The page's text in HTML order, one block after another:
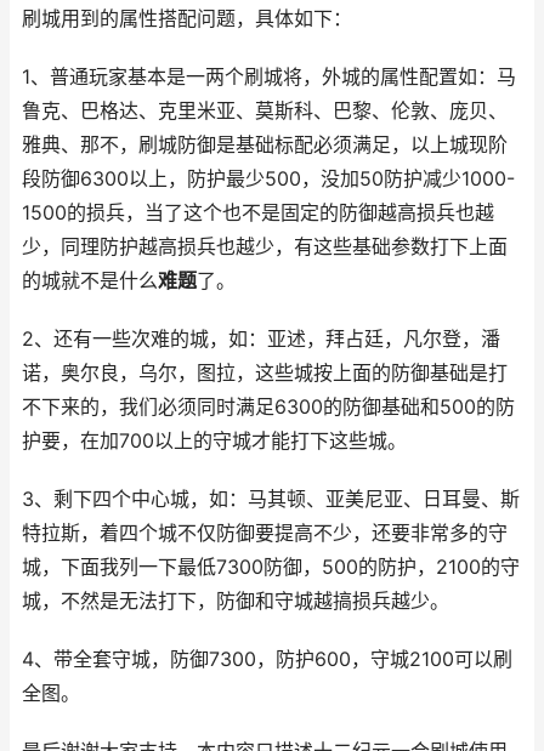
刷城用到的属性搭配问题，具体如下：
1、普通玩家基本是一两个刷城将，外城的属性配置如：马
鲁克、巴格达、克里米亚、莫斯科、巴黎、伦敦、庞贝、
雅典、那不，刷城防御是基础标配必须满足，以上城现阶
段防御6300以上，防护最少500，没加50防护减少1000-
1500的损兵，当了这个也不是固定的防御越高损兵也越
少，同理防护越高损兵也越少，有这些基础参数打下上面
的城就不是什么难题了。
2、还有一些次难的城，如：亚述，拜占廷，凡尔登，潘
诺，奥尔良，乌尔，图拉，这些城按上面的防御基础是打
不下来的，我们必须同时满足6300的防御基础和500的防
护要，在加700以上的守城才能打下这些城。
3、剩下四个中心城，如：马其顿、亚美尼亚、日耳曼、斯
特拉斯，着四个城不仅防御要提高不少，还要非常多的守
城，下面我列一下最低7300防御，500的防护，2100的守
城，不然是无法打下，防御和守城越搞损兵越少。
4、带全套守城，防御7300，防护600，守城2100可以刷
全图。